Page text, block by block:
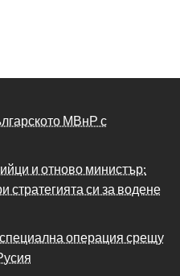
МВнР с
и отново министър:
стратегията си за водене
операция срещу